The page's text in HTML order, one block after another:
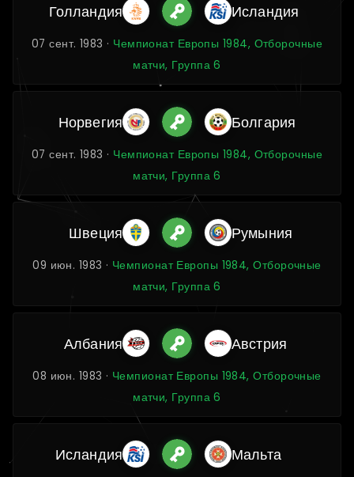
Голландия Исландия
07 сент. 1983 · Чемпионат Европы 1984, Отборочные
матчи, Группа 6
Норвегия Болгария
07 сент. 1983 · Чемпионат Европы 1984, Отборочные
матчи, Группа 6
Швеция Румыния
09 июн. 1983 · Чемпионат Европы 1984, Отборочные
матчи, Группа 6
Албания Австрия
08 июн. 1983 · Чемпионат Европы 1984, Отборочные
матчи, Группа 6
Исландия Мальта